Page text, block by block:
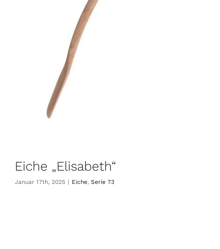
Eiche „Elisabeth“
Januar 17th, 2025 | Eiche, Serie 73